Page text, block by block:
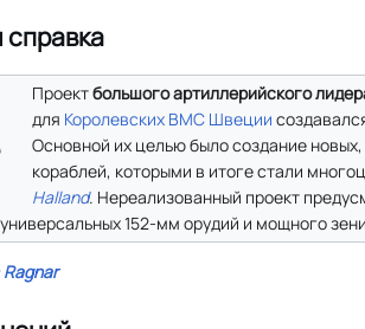
справка
Проектбольшого артиллерийского
для Королевских ВМС Швеции
Основной их целью было создание
кораблей, которыми в итоге стали
Halland. Нереализованный проект
152-мм орудий и мощного
Ragnar